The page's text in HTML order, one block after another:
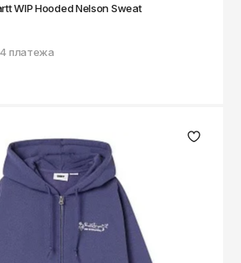
WIP Hooded Nelson Sweat
платежа